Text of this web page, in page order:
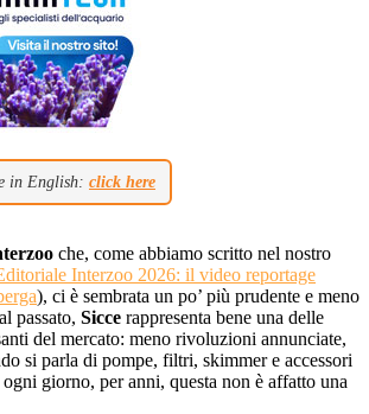
in English: click here
che, come abbiamo scritto nel nostro
Interzoo 2026: il video reportage
), ci è sembrata un po’ più prudente e meno
passato, Sicce rappresenta bene una delle
del mercato: meno rivoluzioni annunciate,
si parla di pompe, filtri, skimmer e accessori
giorno, per anni, questa non è affatto una